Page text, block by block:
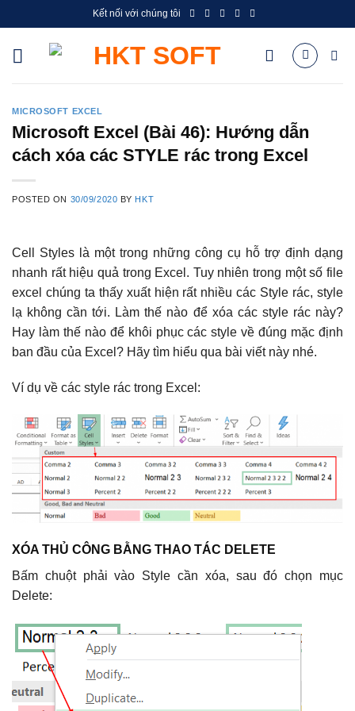
to
content
Kết nối với chúng tôi
MICROSOFT EXCEL
Microsoft Excel (Bài 46): Hướng dẫn
cách xóa các STYLE rác trong Excel
POSTED ON 30/09/2020 BY HKT
Cell Styles là một trong những công cụ hỗ trợ định dạng
nhanh rất hiệu quả trong Excel. Tuy nhiên trong một số file
excel chúng ta thấy xuất hiện rất nhiều các Style rác, style
lạ không cần tới. Làm thế nào để xóa các style rác này?
Hay làm thế nào để khôi phục các style về đúng mặc định
ban đầu của Excel? Hãy tìm hiểu qua bài viết này nhé.
Ví dụ về các style rác trong Excel:
XÓA THỦ CÔNG BẰNG THAO TÁC DELETE
Bấm chuột phải vào Style cần xóa, sau đó chọn mục
Delete: